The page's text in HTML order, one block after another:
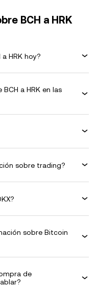
BCH a HRK
HRK hoy?
a HRK en las
sobre trading?
sobre Bitcoin
de